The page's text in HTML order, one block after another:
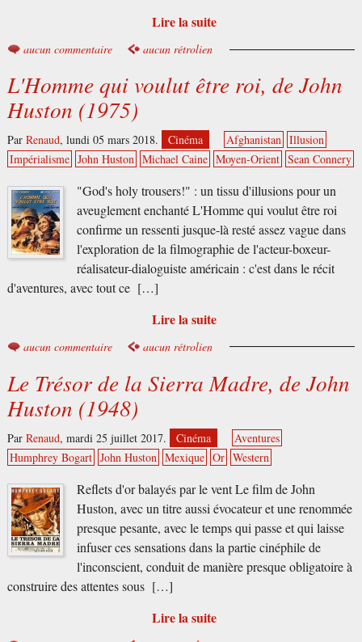
Lire la suite
aucun commentaire aucun rétrolien
L'Homme qui voulut être roi, de John
Huston (1975)
Par Renaud, lundi 05 mars 2018. Cinéma Afghanistan Illusion
Impérialisme John Huston Michael Caine Moyen-Orient Sean Connery
"God's holy trousers!" : un tissu d'illusions pour un
aveuglement enchanté L'Homme qui voulut être roi
confirme un ressenti jusque-là resté assez vague dans
l'exploration de la filmographie de l'acteur-boxeur-
réalisateur-dialoguiste américain : c'est dans le récit
d'aventures, avec tout ce […]
Lire la suite
aucun commentaire aucun rétrolien
Le Trésor de la Sierra Madre, de John
Huston (1948)
Par Renaud, mardi 25 juillet 2017. Cinéma
Aventures
Humphrey Bogart John Huston Mexique Or Western
Reflets d'or balayés par le vent Le film de John
Huston, avec un titre aussi évocateur et une renommée
presque pesante, avec le temps qui passe et qui laisse
infuser ces sensations dans la partie cinéphile de
l'inconscient, conduit de manière presque obligatoire à
construire des attentes sous […]
Lire la suite